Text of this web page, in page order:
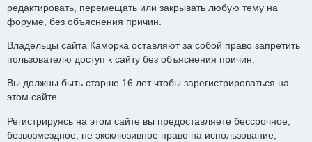
редактировать, перемещать или закрывать любую тему на
форуме, без объяснения причин.
Владельцы сайта Каморка оставляют за собой право запретить
пользователю доступ к сайту без объяснения причин.
Вы должны быть старше 16 лет чтобы зарегистрироваться на
этом сайте.
Регистрируясь на этом сайте вы предоставляете бессрочное,
безвозмездное, не эксклюзивное право на использование,